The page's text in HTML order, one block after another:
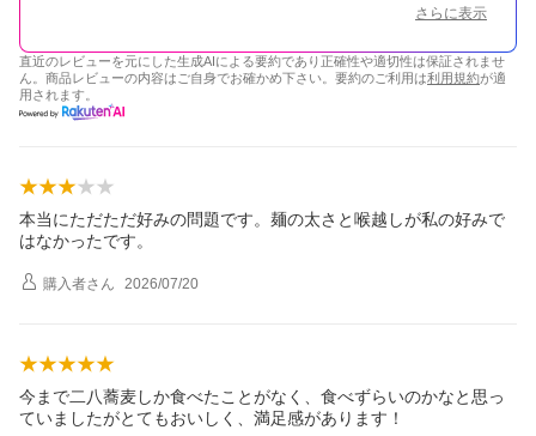
さらに表示
直近のレビューを元にした生成AIによる要約であり正確性や適切性は保証されませ
ん。商品レビューの内容はご自身でお確かめ下さい。要約のご利用は利用規約が適
用されます。
本当にただただ好みの問題です。麺の太さと喉越しが私の好みで
はなかったです。
購入者さん 2026/07/20
今まで二八蕎麦しか食べたことがなく、食べずらいのかなと思っ
ていましたがとてもおいしく、満足感があります！